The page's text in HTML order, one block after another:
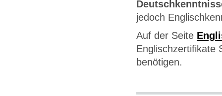
jedoch
Auf der Seite
Englischzertifikate
benötigen.